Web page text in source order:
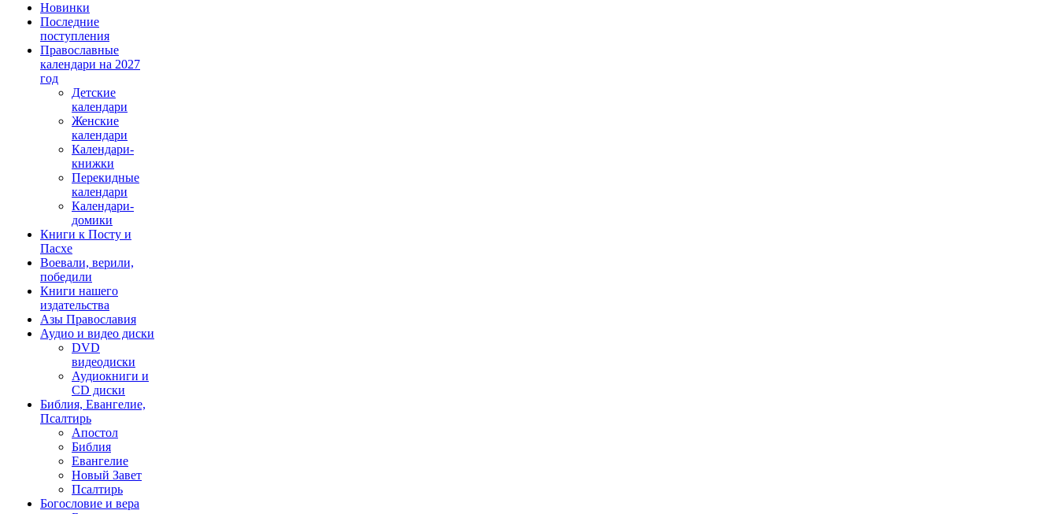
Новинки
Последние
поступления
Православные
календари на 2027
год
Детские
календари
Женские
календари
Календари-
книжки
Перекидные
календари
Календари-
домики
Книги к Посту и
Пасхе
Воевали, верили,
победили
Книги нашего
издательства
Азы Православия
Аудио и видео диски
DVD
видеодиски
Аудиокниги и
CD диски
Библия, Евангелие,
Псалтирь
Апостол
Библия
Евангелие
Новый Завет
Псалтирь
Богословие и вера